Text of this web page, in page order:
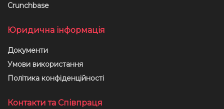
Crunchbase
Юридична інформація
Документи
Умови використання
Політика конфіденційності
Контакти та Співпраця